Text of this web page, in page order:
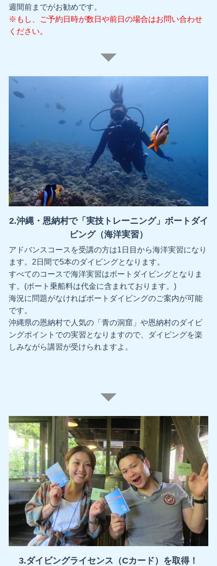
週間前までがお勧めです。
※もし、ご予約日時が数日や前日の場合はお問い合わせ
ください。
2.沖縄・恩納村で「実技トレーニング」ボートダイ
ビング（海洋実習）
アドバンスコースを受講の方は1日目から海洋実習になり
ます。2日間で5本のダイビングとなります。
すべてのコースで海洋実習はボートダイビングとなりま
す。(ボート乗船料は代金に含まれております。)
海況に問題がなければボートダイビングのご案内が可能
です。
沖縄県の恩納村で人気の「青の洞窟」や恩納村のダイビ
ングポイントでの実習となりますので、ダイビングを楽
しみながら講習が受けられますよ。
3.ダイビングライセンス（Cカード）を取得！